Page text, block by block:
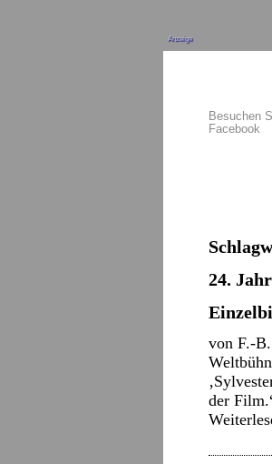
Anzeige
Besuchen
Facebook
24.
von F.-
der